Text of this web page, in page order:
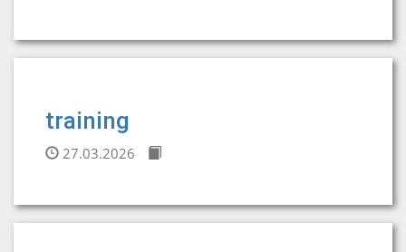
training
27.03.2026